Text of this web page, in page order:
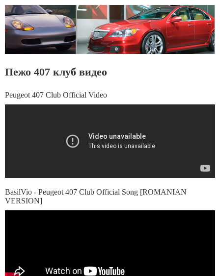
Пежо 407 клуб видео
Peugeot 407 Club Official Video
BasilVio - Peugeot 407 Club Official Song [ROMANIAN
VERSION]